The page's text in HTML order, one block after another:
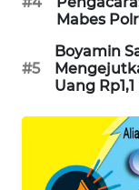
Mabes
#5
Boyamin
Uang
METRO
SIANTAR
NEWS
METRO
MEDAN
METRO